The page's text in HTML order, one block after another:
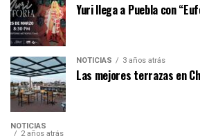
Yuri llega a Puebla con
NOTICIAS 3 años atrás
Las mejores terrazas en
NOTICIAS
2 años atrás